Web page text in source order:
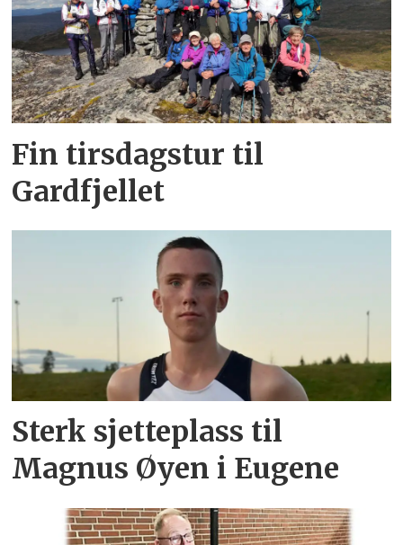
Fin tirsdagstur til
Gardfjellet
Sterk sjetteplass til
Magnus Øyen i Eugene